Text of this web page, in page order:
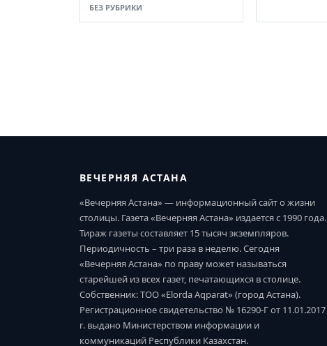
БЕЗ РУБРИКИ
ВЕЧЕРНЯЯ АСТАНА
«Вечерняя Астана» — информационный сайт о жизни
столицы. Газета «Вечерняя Астана» издается с 1990 года.
Тираж газеты составляет 15 тысяч экземпляров.
Периодичность – три раза в неделю. Сегодня
«Вечерняя Астана» по праву может называться
старейшей из всех газет, печатающихся в столице.
Собственник: ТОО «Elorda Aqparat» (город Астана).
Регистрационное свидетельство № 16290-Г от 11.01.2017
г. выдано Министерством информации и
коммуникаций Республики Казахстан.